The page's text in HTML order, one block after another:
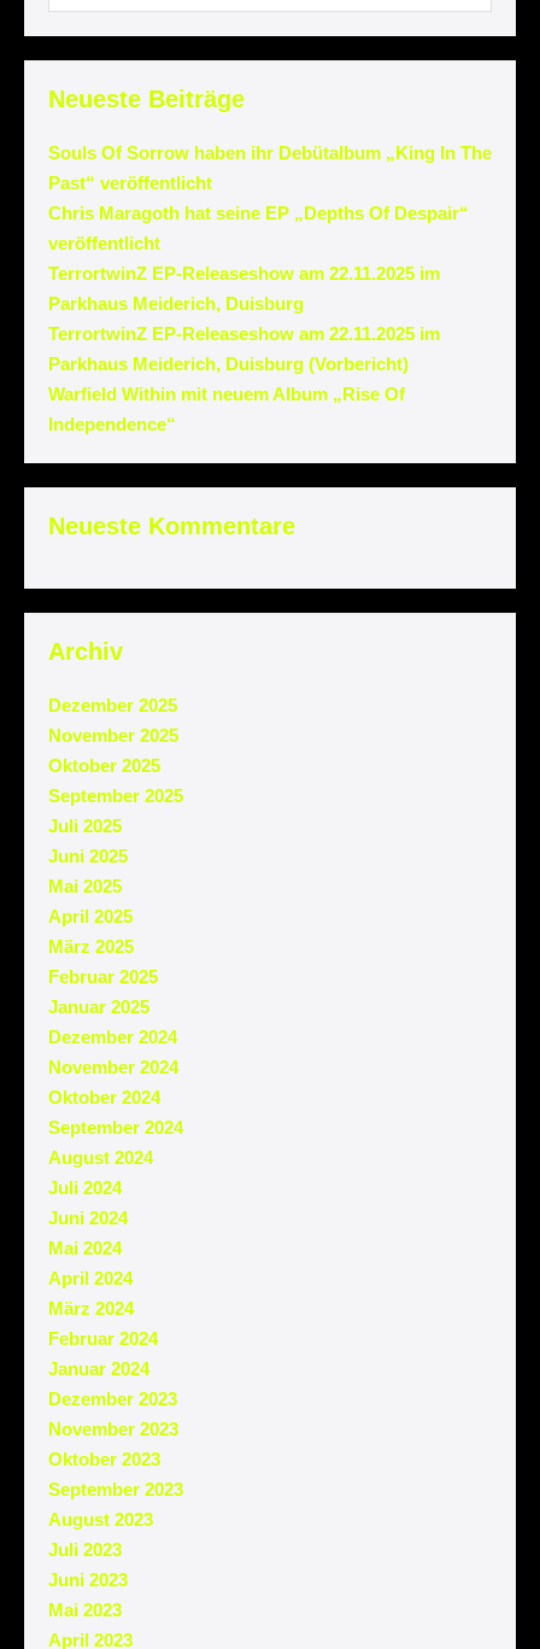
Neueste Beiträge
Souls Of Sorrow haben ihr Debütalbum „King In The
Past“ veröffentlicht
Chris Maragoth hat seine EP „Depths Of Despair“
veröffentlicht
TerrortwinZ EP-Releaseshow am 22.11.2025 im
Parkhaus Meiderich, Duisburg
TerrortwinZ EP-Releaseshow am 22.11.2025 im
Parkhaus Meiderich, Duisburg (Vorbericht)
Warfield Within mit neuem Album „Rise Of
Independence“
Neueste Kommentare
Archiv
Dezember 2025
November 2025
Oktober 2025
September 2025
Juli 2025
Juni 2025
Mai 2025
April 2025
März 2025
Februar 2025
Januar 2025
Dezember 2024
November 2024
Oktober 2024
September 2024
August 2024
Juli 2024
Juni 2024
Mai 2024
April 2024
März 2024
Februar 2024
Januar 2024
Dezember 2023
November 2023
Oktober 2023
September 2023
August 2023
Juli 2023
Juni 2023
Mai 2023
April 2023